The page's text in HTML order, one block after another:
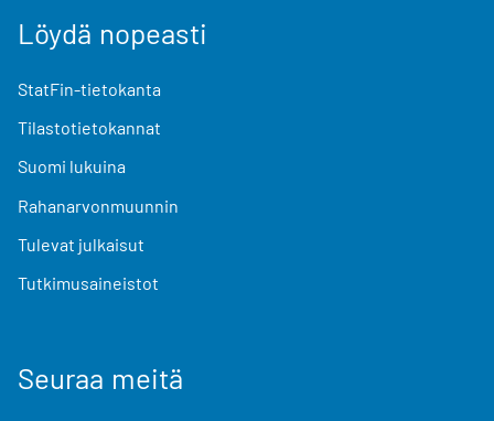
Löydä nopeasti
StatFin-tietokanta
Tilastotietokannat
Suomi lukuina
Rahanarvonmuunnin
Tulevat julkaisut
Tutkimusaineistot
Seuraa meitä